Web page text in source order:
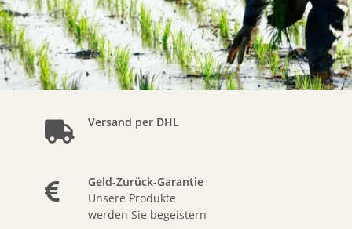
Versand per DHL
Geld-Zurück-Garantie
Unsere Produkte
werden Sie begeistern